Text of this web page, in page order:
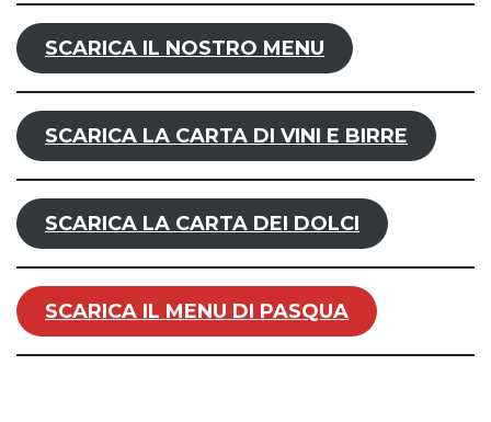
SCARICA IL NOSTRO MENU
SCARICA LA CARTA DI VINI E BIRRE
SCARICA LA CARTA DEI DOLCI
SCARICA IL MENU DI PASQUA